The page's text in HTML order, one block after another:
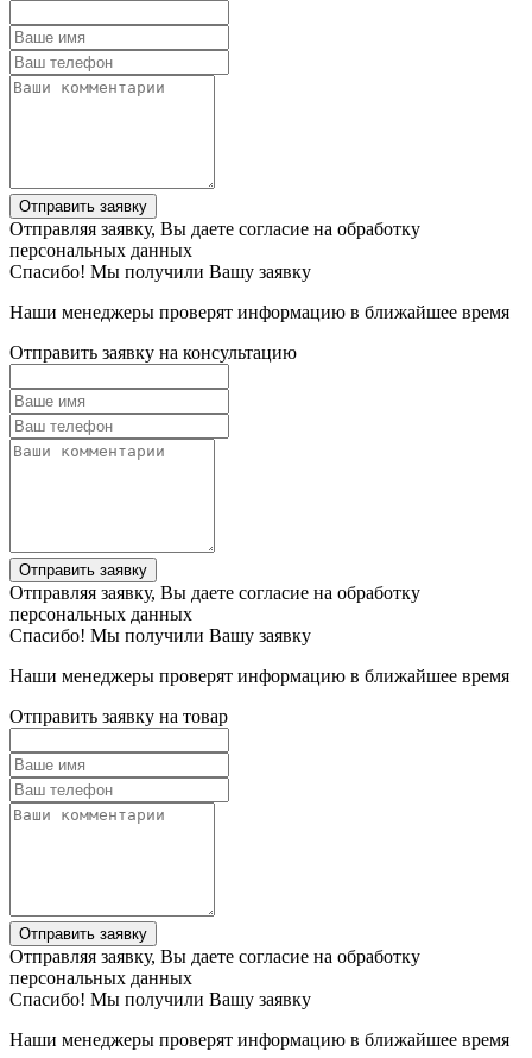
Отправить заявку
Отправляя заявку, Вы даете согласие на обработку
персональных данных
Спасибо! Мы получили Вашу заявку
Наши менеджеры проверят информацию в ближайшее время
Отправить заявку на консультацию
Отправить заявку
Отправляя заявку, Вы даете согласие на обработку
персональных данных
Спасибо! Мы получили Вашу заявку
Наши менеджеры проверят информацию в ближайшее время
Отправить заявку на товар
Отправить заявку
Отправляя заявку, Вы даете согласие на обработку
персональных данных
Спасибо! Мы получили Вашу заявку
Наши менеджеры проверят информацию в ближайшее время